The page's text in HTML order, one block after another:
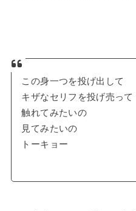
この身一つを投げ出して
キザなセリフを投げ売って
触れてみたいの
見てみたいの
トーキョー